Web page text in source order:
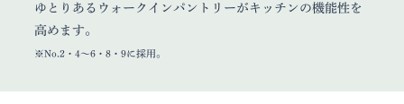
ゆとりあるウォークインパントリーがキッチンの機能性を
高めます。
※No.2・4〜6・8・9に採用。